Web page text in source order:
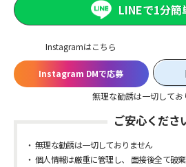
Instagramはこちら
Instagram DMで応募
無理な勧誘は一切してお
LINEで1分簡
ご安心くださ
無理な勧誘は一切しておりません
個人情報は厳重に管理し、 面接後全て破